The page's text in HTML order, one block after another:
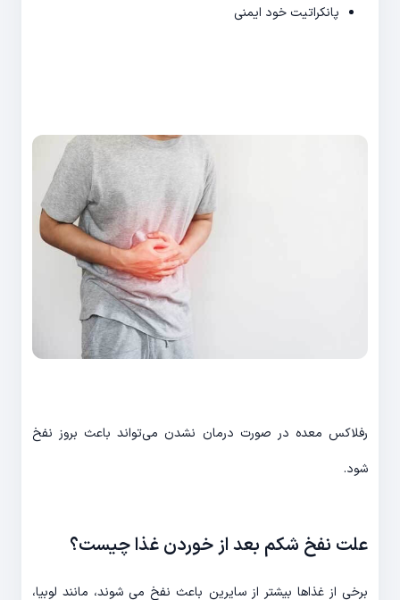
پانکراتیت خود ایمنی
رفلاکس معده در صورت درمان نشدن می‌­تواند باعث بروز نفخ
شود.
علت نفخ شکم بعد از خوردن غذا چیست؟
برخی از غذاها بیشتر از سایرین باعث نفخ می شوند، مانند لوبیا،